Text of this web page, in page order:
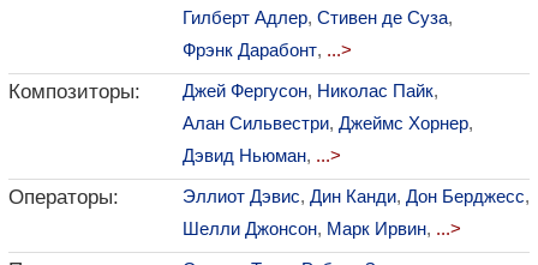
Гилберт Адлер, Стивен де Суза,
Фрэнк Дарабонт, ...>
Композиторы: Джей Фергусон, Николас Пайк,
Алан Сильвестри, Джеймс Хорнер,
Дэвид Ньюман, ...>
Операторы: Эллиот Дэвис, Дин Канди, Дон Берджесс,
Шелли Джонсон, Марк Ирвин, ...>